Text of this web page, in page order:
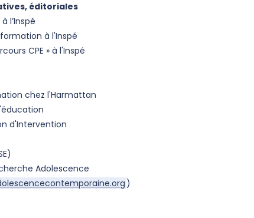
éditoriales
l’Inspé
à l'Inspé
CPE » à l'Inspé
chez l'Harmattan
d'Intervention
Adolescence
)